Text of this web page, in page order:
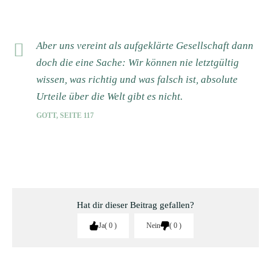
Aber uns vereint als aufgeklärte Gesellschaft dann
doch die eine Sache: Wir können nie letztgültig
wissen, was richtig und was falsch ist, absolute
Urteile über die Welt gibt es nicht.
GOTT, SEITE 117
Hat dir dieser Beitrag gefallen?
Ja 0 Nein 0